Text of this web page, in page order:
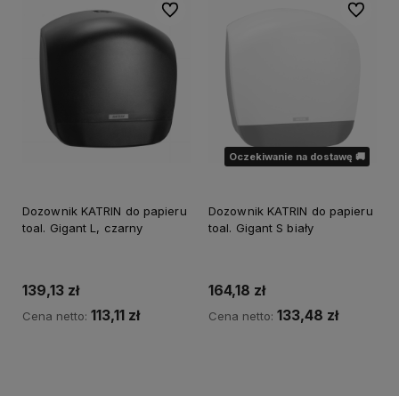
Dozownik KATRIN do papieru
toal. Gigant L, czarny
139,13 zł
Cena netto: 113,11 zł
Do ulubionych
Oczekiwanie na dostawę 🚚
Dozownik KATRIN do papieru
toal. Gigant S biały
164,18 zł
Cena netto: 133,48 zł
Do